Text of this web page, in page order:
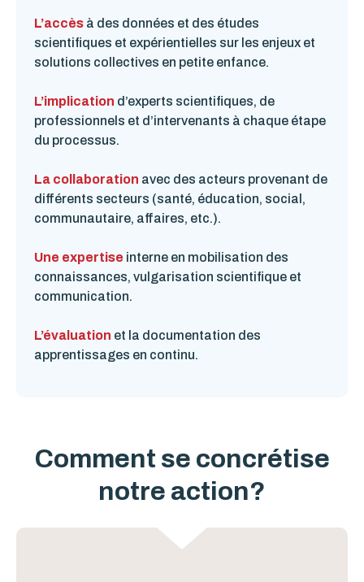
L’accès à des données et des études
scientifiques et expérientielles sur les enjeux et
solutions collectives en petite enfance.
L’implication d’experts scientifiques, de
professionnels et d’intervenants à chaque étape
du processus.
La collaboration avec des acteurs provenant de
différents secteurs (santé, éducation, social,
communautaire, affaires, etc.).
Une expertise interne en mobilisation des
connaissances, vulgarisation scientifique et
communication.
L’évaluation et la documentation des
apprentissages en continu.
Comment se concrétise
notre action?